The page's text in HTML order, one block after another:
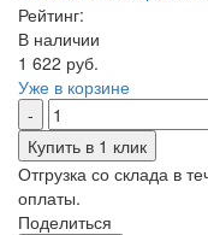
Рейтинг:
В наличии
1 622 руб.
Уже в корзине
Купить в 1 клик
Отгрузка со склада в
оплаты.
Поделиться